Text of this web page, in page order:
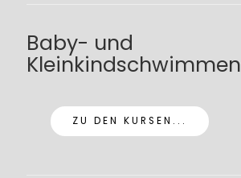
Baby- und
Kleinkindschwimmen
ZU DEN KURSEN...